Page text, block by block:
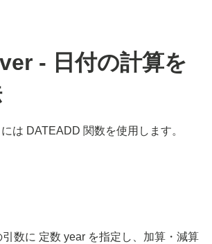
- 日付の計算を
は DATEADD 関数を使用します。
数に 定数 year を指定し、加算・減算